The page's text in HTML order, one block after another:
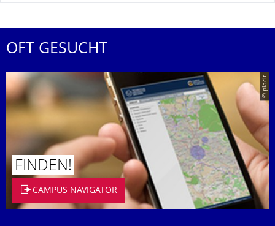
OFT GESUCHT
© placit
FINDEN!
CAMPUS NAVIGATOR